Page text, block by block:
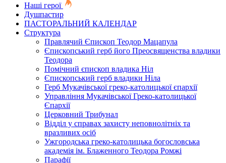
Наші герої
Душпастир
ПАСТОРАЛЬНИЙ КАЛЕНДАР
Структура
Правлячий Єпископ Теодор Мацапула
Єпископський герб його Преосвященства владики
Теодора
Помічний єпископ владика Ніл
Єпископський герб владики Ніла
Герб Мукачівської греко-католицької єпархії
Управління Мукачівської Греко-католицької
Єпархії
Церковний Трибунал
Відділ у справах захисту неповнолітніх та
вразливих осіб
Ужгородська греко-католицька богословська
академія ім. Блаженного Теодора Ромжі
Парафії